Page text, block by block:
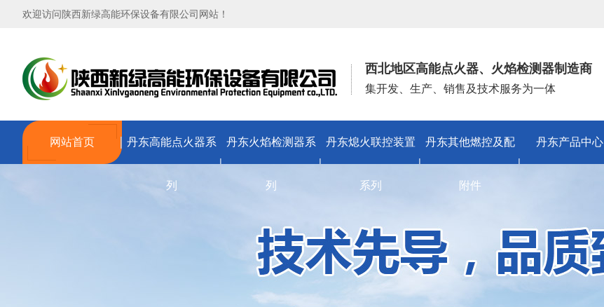
欢迎访问陕西新绿高能环保设备有限公司网站！
西北地区高能点火器、火焰检测器制造商
集开发、生产、销售及技术服务为一体
网站首页 丹东高能点火器系
列
丹东火焰检测器系
列
丹东熄火联控装置
系列
丹东其他燃控及配
附件
丹东产品中心